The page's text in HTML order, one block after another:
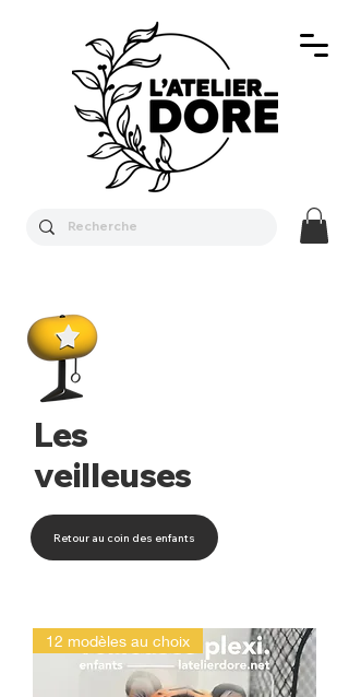
Les
veilleuses
Retour au coin des enfants
12 modèles au choix